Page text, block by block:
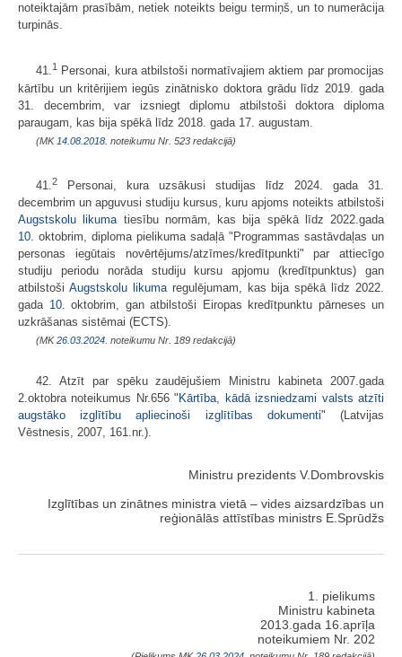
noteiktajām prasībām, netiek noteikts beigu termiņš, un to numerācija
turpinās.
41.1
Personai, kura atbilstoši normatīvajiem aktiem par promocijas
kārtību un kritērijiem iegūs zinātnisko doktora grādu līdz 2019. gada
31. decembrim, var izsniegt diplomu atbilstoši doktora diploma
paraugam, kas bija spēkā līdz 2018. gada 17. augustam.
(MK 14.08.2018. noteikumu Nr. 523 redakcijā)
41. 2
Personai, kura uzsākusi studijas līdz 2024. gada 31.
decembrim un apguvusi studiju kursus, kuru apjoms noteikts atbilstoši
Augstskolu likuma tiesību normām, kas bija spēkā līdz 2022.gada
10. oktobrim, diploma pielikuma sadaļā "Programmas sastāvdaļas un
personas iegūtais novērtējums/atzīmes/kredītpunkti" par attiecīgo
studiju periodu norāda studiju kursu apjomu (kredītpunktus) gan
atbilstoši Augstskolu likumaregulējumam, kas bija spēkā līdz 2022.
gada 10.
oktobrim, gan atbilstoši Eiropas kredītpunktu pārneses un
uzkrāšanas sistēmai (ECTS).
(MK26.03.2024. noteikumu Nr. 189 redakcijā)
42. Atzīt par spēku zaudējušiem Ministru kabineta 2007.gada
2.oktobra noteikumus Nr.656 " Kārtība, kādā izsniedzami valsts atzīti
augstāko izglītību apliecinoši izglītības dokumenti" (Latvijas
Vēstnesis, 2007, 161.nr.).
Ministru prezidents V.Dombrovskis
Izglītības un zinātnes ministra vietā – vides aizsardzības un
reģionālās attīstības ministrs E.Sprūdžs
1. pielikums
Ministru kabineta
2013.gada 16.aprīļa
noteikumiem Nr. 202